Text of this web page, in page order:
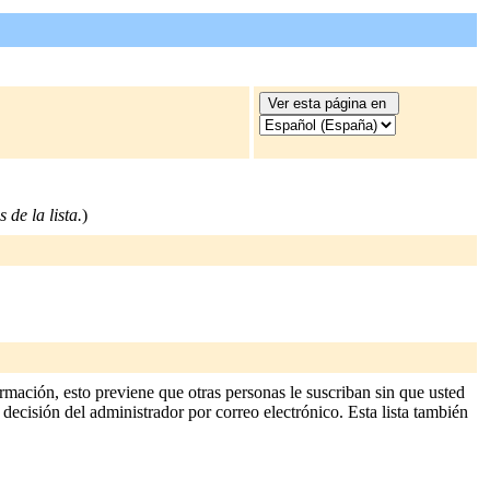
de la lista.)
esto previene que otras personas le suscriban sin que usted
del administrador por correo electrónico. Esta lista también